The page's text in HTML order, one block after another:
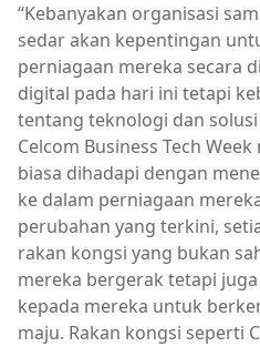
“Kebanyakan organisasi
sedar akan kepentingan
perniagaan mereka secara
digital pada hari ini tetapi
tentang teknologi dan
Celcom Business Tech
biasa dihadapi dengan
ke dalam perniagaan
perubahan yang terkini,
rakan kongsi yang bukan
mereka bergerak tetapi
kepada mereka untuk
maju. Rakan kongsi seperti